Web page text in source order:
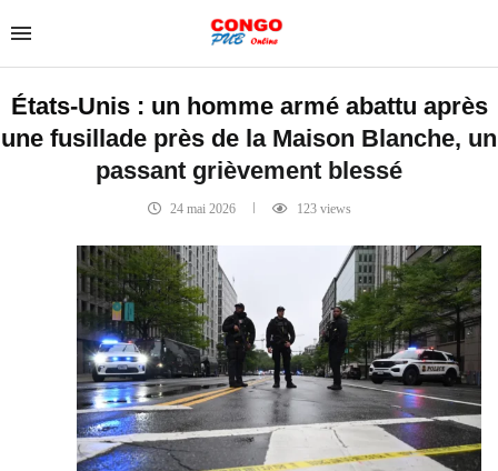
États-Unis : un homme armé abattu après
une fusillade près de la Maison Blanche, un
passant grièvement blessé
24 mai 2026 123views